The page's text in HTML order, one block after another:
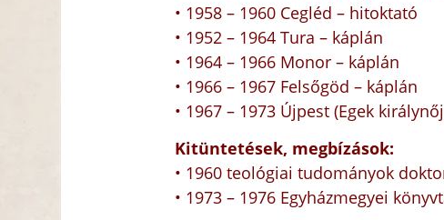
• 1958 – 1960 Cegléd – hitoktató
• 1952 – 1964 Tura – káplán
• 1964 – 1966 Monor – káplán
• 1966 – 1967 Felsőgöd – káplán
• 1967 – 1973 Újpest (Egek
Kitüntetések, megbízások:
• 1960 teológiai tudományok
• 1973 – 1976 Egyházmegyei